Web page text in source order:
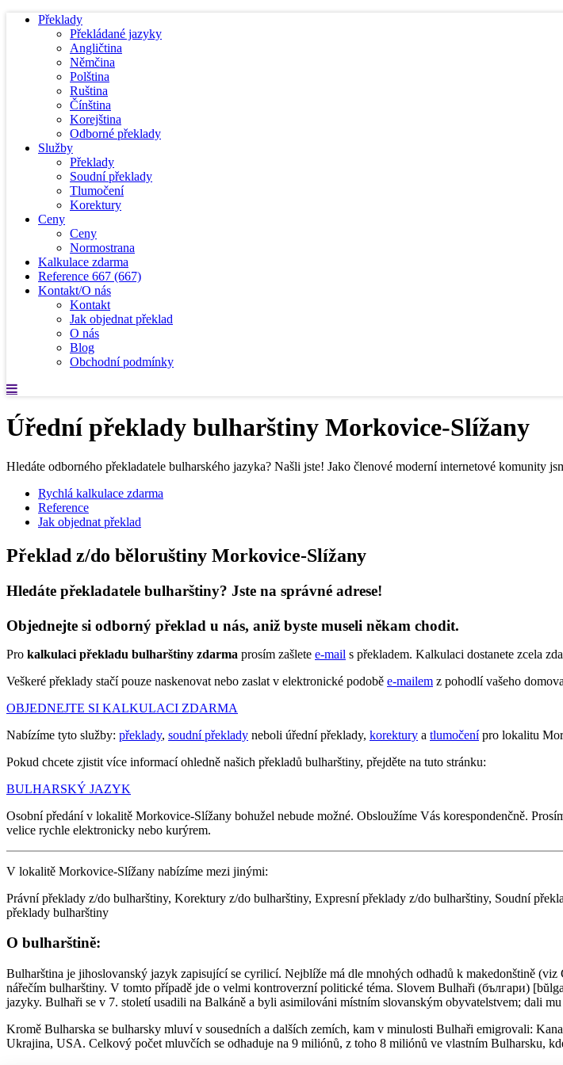
Překlady
Překládané jazyky
Angličtina
Němčina
Polština
Ruština
Čínština
Korejština
Odborné překlady
Služby
Překlady
Soudní překlady
Tlumočení
Korektury
Ceny
Ceny
Normostrana
Kalkulace zdarma
Reference 667 (667)
Kontakt/O nás
Kontakt
Jak objednat překlad
O nás
Blog
Obchodní podmínky
Úřední překlady bulharštiny Morkovice-Slížany
Hledáte odborného překladatele bulharského jazyka? Našli jste! Jako členové moderní internetové komunity
Rychlá kalkulace zdarma
Reference
Jak objednat překlad
Překlad z/do běloruštiny Morkovice-Slížany
Hledáte překladatele bulharštiny? Jste na správné adrese!
Objednejte si odborný překlad u nás, aniž byste museli někam chodit.
Pro kalkulaci překladu bulharštiny zdarma prosím zašlete e-mail s překladem. Kalkulaci dostanete zcela
Veškeré překlady stačí pouze naskenovat nebo zaslat v elektronické podobě e-mailem z pohodlí vašeho
OBJEDNEJTE SI KALKULACI ZDARMA
Nabízíme tyto služby: překlady, soudní překlady neboli úřední překlady, korektury a tlumočenípro lokalitu
Pokud chcete zjistit více informací ohledně našich překladů bulharštiny, přejděte na tuto stránku:
BULHARSKÝ JAZYK
Osobní předání v lokalitě Morkovice-Slížany bohužel nebude možné. Obsloužíme Vás korespondenčně.
velice rychle elektronicky nebo kurýrem.
V lokalitě Morkovice-Slížany nabízíme mezi jinými:
Právní překlady z/do bulharštiny, Korektury z/do bulharštiny, Expresní překlady z/do bulharštiny, Soudní
překlady bulharštiny
O bulharštině:
Bulharština je jihoslovanský jazyk zapisující se cyrilicí. Nejblíže má dle mnohých odhadů k makedonštině
nářečím bulharštiny. V tomto případě jde o velmi kontroverzní politické téma. Slovem Bulhaři (българи)
jazyky. Bulhaři se v 7. století usadili na Balkáně a byli asimilováni místním slovanským obyvatelstvem; dali
Kromě Bulharska se bulharsky mluví v sousedních a dalších zemích, kam v minulosti Bulhaři emigrovali:
Ukrajina, USA. Celkový počet mluvčích se odhaduje na 9 miliónů, z toho 8 miliónů ve vlastním Bulharsku,